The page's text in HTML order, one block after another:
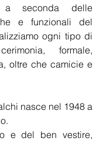
a seconda delle
e funzionali del
ogni tipo di
formale,
oltre che camicie e
nasce nel 1948 a
e del ben vestire,